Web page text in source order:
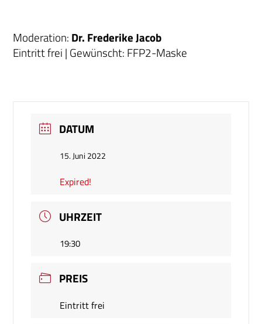
Moderation: Dr. Frederike Jacob
Eintritt frei | Gewünscht: FFP2-Maske
DATUM
15. Juni 2022
Expired!
UHRZEIT
19:30
PREIS
Eintritt frei